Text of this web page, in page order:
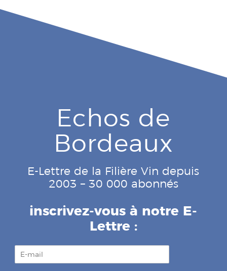
Echos de
Bordeaux
E-Lettre de la Filière Vin depuis
2003 – 30 000 abonnés
inscrivez-vous à notre E-
Lettre :